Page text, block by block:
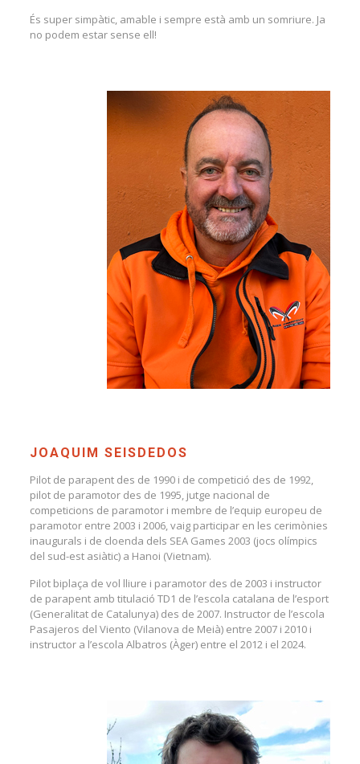
És super simpàtic, amable i sempre està amb un somriure. Ja
no podem estar sense ell!
JOAQUIM SEISDEDOS
Pilot de parapent des de 1990 i de competició des de 1992,
pilot de paramotor des de 1995, jutge nacional de
competicions de paramotor i membre de l’equip europeu de
paramotor entre 2003 i 2006, vaig participar en les cerimònies
inaugurals i de cloenda dels SEA Games 2003 (jocs olímpics
del sud-est asiàtic) a Hanoi (Vietnam).
Pilot biplaça de vol lliure i paramotor des de 2003 i instructor
de parapent amb titulació TD1 de l’escola catalana de l’esport
(Generalitat de Catalunya) des de 2007. Instructor de l’escola
Pasajeros del Viento (Vilanova de Meià) entre 2007 i 2010 i
instructor a l’escola Albatros (Àger) entre el 2012 i el 2024.